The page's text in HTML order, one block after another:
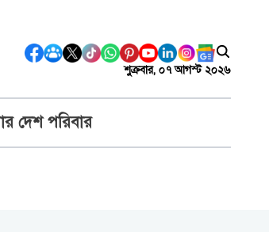
শুক্রবার, ০৭ আগস্ট ২০২৬
দেশ পরিবার